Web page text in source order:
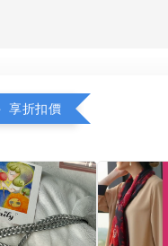
享折扣價